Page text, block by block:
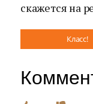
скажется на
Класс!